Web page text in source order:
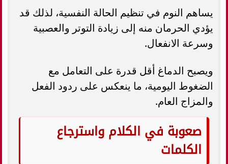
يساهم النوم في تنظيم الحالة النفسية، لذلك قد
يؤدي الحرمان منه إلى زيادة التوتر والعصبية
وسرعة الانفعال.
ويصبح الدماغ أقل قدرة على التعامل مع
الضغوط اليومية، ما ينعكس على ردود الفعل
والمزاج العام.
صعوبة في الكلام واسترجاع
الكلمات